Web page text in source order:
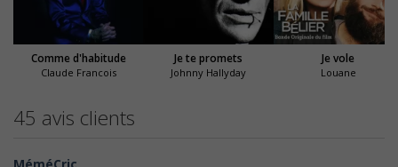
Comme d'habitude
Claude Francois
Je te promets
Johnny Hallyday
Je vole
Louane
45 avis clients